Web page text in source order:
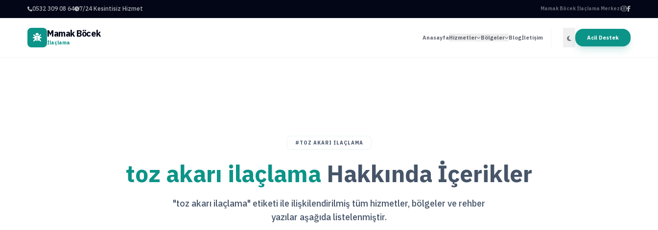
0532 309 08 64 7/24 Kesintisiz Hizmet Mamak Böcek İlaçlama Merkezi
Mamak Böcek
İlaçlama
AnasayfaHizmetler Bölgeler Blogİletişim Acil Destek
#TOZ AKARI ILAÇLAMA
toz akarı ilaçlama Hakkında İçerikler
"toz akarı ilaçlama" etiketi ile ilişkilendirilmiş tüm hizmetler, bölgeler ve rehber
yazılar aşağıda listelenmiştir.